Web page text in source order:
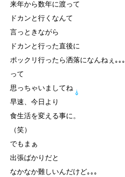
来年から数年に渡って
ドカンと行くなんて
言っときながら
ドカンと行った直後に
ポックリ行ったら洒落になんねぇ｡｡｡
って
思っちゃいましてね
早速、今日より
食生活を変える事に。
（笑）
でもまぁ
出張ばかりだと
なかなか難しいんだけど｡｡｡